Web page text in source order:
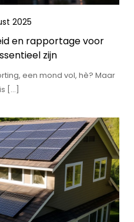
2025
en rapportage voor
zijn
een mond vol, hè? Maar
[…]